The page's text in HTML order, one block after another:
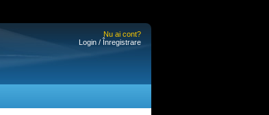
Nu ai cont?
Login / Înregistrare